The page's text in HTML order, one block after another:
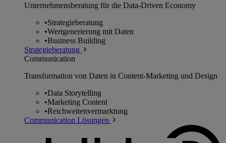
Unternehmens­beratung für die Data-Driven Economy
•Strategieberatung
•Wertgenerierung mit Daten
•Business Building
Strategieberatung
Communication
Transformation von Daten in Content-Marketing und Design
•Data Storytelling
•Marketing Content
•Reichweitenvermarktung
Communication Lösungen